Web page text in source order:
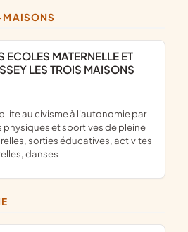
MAISONS
LES TROIS MAISONS
et sportives de pleine
sorties éducatives, activites
danses